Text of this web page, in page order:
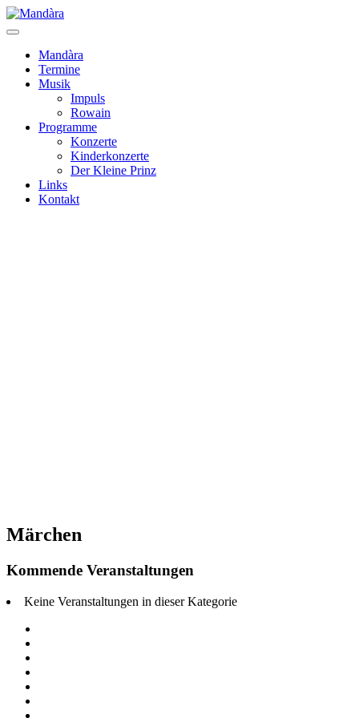
Mandàra
Termine
Musik
Impuls
Rowain
Programme
Konzerte
Kinderkonzerte
Der Kleine Prinz
Links
Kontakt
Märchen
Kommende Veranstaltungen
Keine Veranstaltungen in dieser Kategorie